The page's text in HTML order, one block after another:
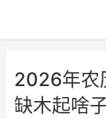
2026年农
缺木起啥